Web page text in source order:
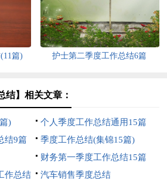
篇) 护士第二季度工作总结6篇
结】相关文章：
)
个人季度工作总结通用15篇
结9篇
季度工作总结(集锦15篇)
财务第一季度工作总结15篇
作总结
汽车销售季度总结